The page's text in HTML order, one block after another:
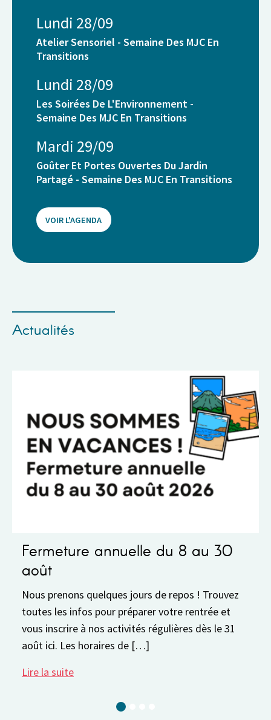
Lundi 28/09
Atelier Sensoriel - Semaine Des MJC En
Transitions
Lundi 28/09
Les Soirées De L'Environnement -
Semaine Des MJC En Transitions
Mardi 29/09
Goûter Et Portes Ouvertes Du Jardin
Partagé - Semaine Des MJC En Transitions
VOIR L'AGENDA
Actualités
annuelle du 8 au 30
prenons quelques jours de repos ! Trouvez
les infos pour préparer votre rentrée et
inscrire à nos activités régulières dès le 31
ici. Les horaires de […]
suite
Semaine
13h30 à